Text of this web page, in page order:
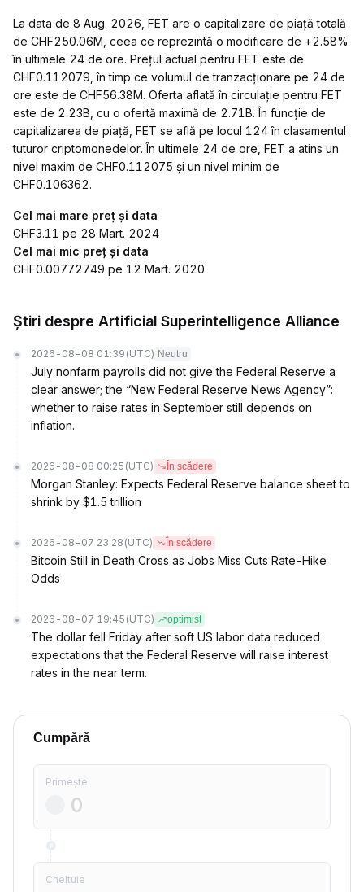
La data de 8 Aug. 2026, FET are o capitalizare de piață totală
de CHF250.06M, ceea ce reprezintă o modificare de +2.58%
în ultimele 24 de ore. Prețul actual pentru FET este de
CHF0.112079, în timp ce volumul de tranzacționare pe 24 de
ore este de CHF56.38M. Oferta aflată în circulație pentru FET
este de 2.23B, cu o ofertă maximă de 2.71B. În funcție de
capitalizarea de piață, FET se află pe locul 124 în clasamentul
tuturor criptomonedelor. În ultimele 24 de ore, FET a atins un
nivel maxim de CHF0.112075 și un nivel minim de
CHF0.106362.
Cel mai mare preț și data
CHF3.11 pe 28 Mart. 2024
Cel mai mic preț și data
CHF0.00772749 pe 12 Mart. 2020
Știri despre Artificial Superintelligence Alliance
2026-08-08 01:39 (UTC) Neutru
July nonfarm payrolls did not give the Federal Reserve a
clear answer; the “New Federal Reserve News Agency”:
whether to raise rates in September still depends on
inflation.
2026-08-08 00:25 (UTC) În scădere
Morgan Stanley: Expects Federal Reserve balance sheet to
shrink by $1.5 trillion
2026-08-07 23:28 (UTC) În scădere
Bitcoin Still in Death Cross as Jobs Miss Cuts Rate-Hike
Odds
2026-08-07 19:45 (UTC) optimist
The dollar fell Friday after soft US labor data reduced
expectations that the Federal Reserve will raise interest
rates in the near term.
Cumpără
Primește
Cheltuie